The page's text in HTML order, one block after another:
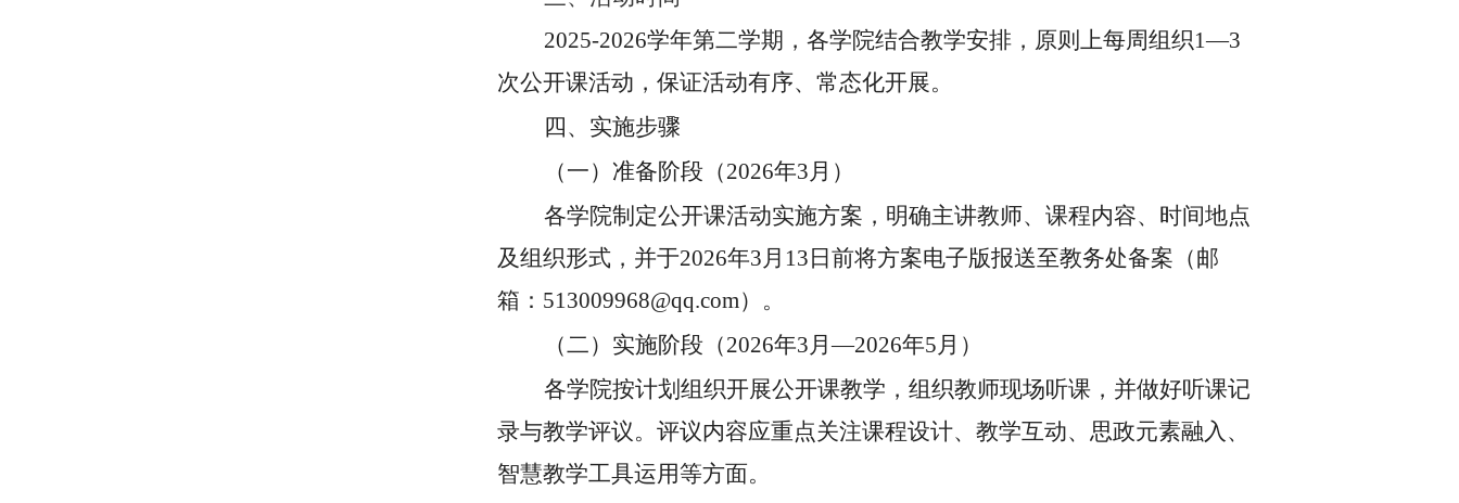
2025-2026学年第二学期，各学院结合教学安排，原则上每周组织1—3
次公开课活动，保证活动有序、常态化开展。
四、实施步骤
（一）准备阶段（2026年3月）
各学院制定公开课活动实施方案，明确主讲教师、课程内容、时间地点
及组织形式，并于2026年3月13日前将方案电子版报送至教务处备案（邮
箱： 513009968@qq.com）。
（二）实施阶段（2026年3月—2026年5月）
各学院按计划组织开展公开课教学，组织教师现场听课，并做好听课记
录与教学评议。评议内容应重点关注课程设计、教学互动、思政元素融入、
智慧教学工具运用等方面。